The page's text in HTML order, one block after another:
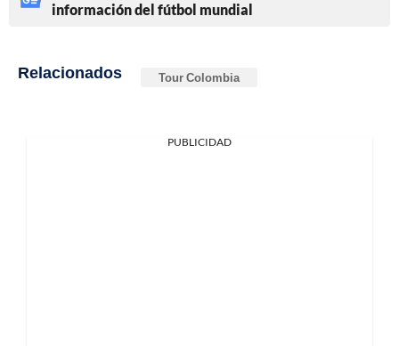
información del fútbol mundial
Relacionados Tour Colombia
PUBLICIDAD